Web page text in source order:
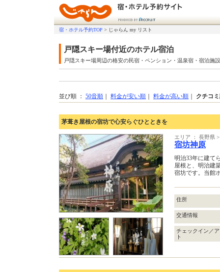
宿・ホテル予約TOP > じゃらん my リスト
戸隠スキー場付近のホテル宿泊
戸隠スキー場周辺の格安の民宿・ペンション・温泉宿・宿泊施設
並び順 ： 50音順 料金が安い順 料金が高い順 クチコ
茅葺き屋根の宿坊で心安らぐひとときを
エリア ： 長野県
宿坊神原
明治33年に建て
屋根と、明治建
宿坊です。当館
住所
交通情報
チェックイン／
ト